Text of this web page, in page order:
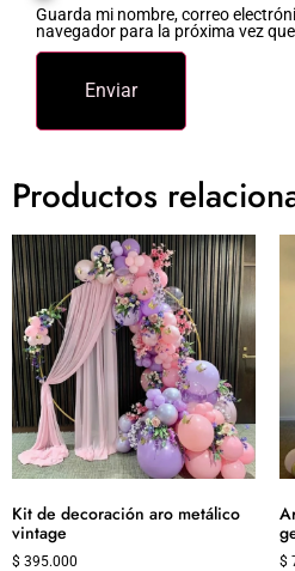
Guarda mi nombre, correo
navegador para la próxima vez
Productos
Kit de decoración aro metálico
vintage
$ 395.000 $